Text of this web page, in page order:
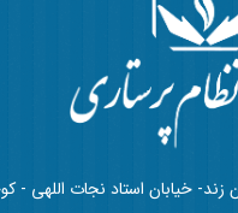
زند- خیابان استاد نجات اللهی -